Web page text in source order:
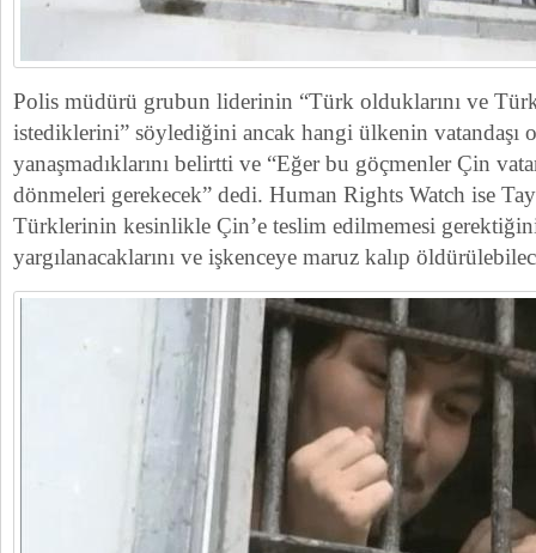
Polis müdürü grubun liderinin “Türk olduklarını ve
istediklerini” söylediğini ancak hangi ülkenin vatandaşı
yanaşmadıklarını belirtti ve “Eğer bu göçmenler Çin
dönmeleri gerekecek” dedi. Human Rights Watch ise
Türklerinin kesinlikle Çin’e teslim edilmemesi
yargılanacaklarını ve işkenceye maruz kalıp